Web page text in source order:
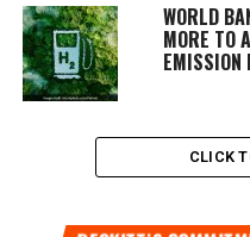
WORLD
MORE TO
EMISSION
CLICK